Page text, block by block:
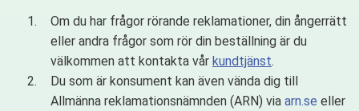
Om du har frågor rörande reklamationer, din ångerrätt
eller andra frågor som rör din beställning är du
välkommen att kontakta vår kundtjänst.
Du som är konsument kan även vända dig till
Allmänna reklamationsnämnden (ARN) via arn.se eller